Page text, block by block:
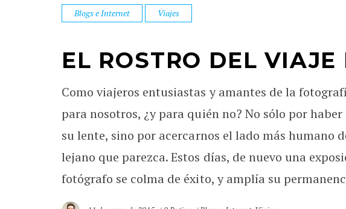
Blogs e Internet Viajes
EL ROSTRO DEL VIAJE
Como viajeros entusiastas y amantes de la
para nosotros, ¿y para quién no? No sólo por
su lente, sino por acercarnos el lado más humano
lejano que parezca. Estos días, de nuevo una
fotógrafo se colma de éxito, y amplía su